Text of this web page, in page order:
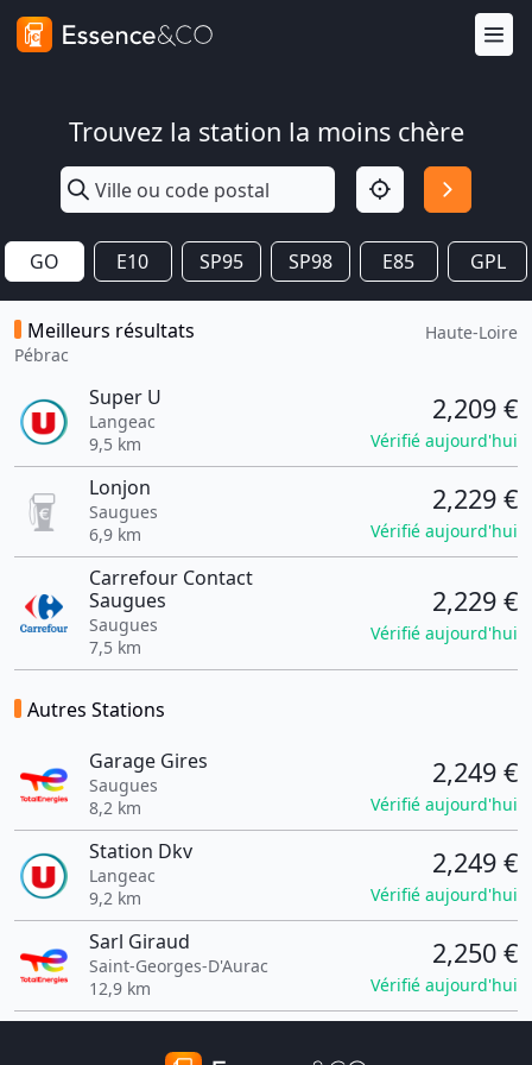
Trouvez la station la moins chère
GO E10 SP95 SP98 E85 GPL
Meilleurs résultats
Pébrac
Haute-Loire
Super U
Langeac
9,5 km
2,209 €
Vérifié aujourd'hui
Lonjon
Saugues
6,9 km
2,229 €
Vérifié aujourd'hui
Carrefour Contact
Saugues
Saugues
7,5 km
2,229 €
Vérifié aujourd'hui
Autres Stations
Garage Gires
Saugues
8,2 km
2,249 €
Vérifié aujourd'hui
Station Dkv
Langeac
9,2 km
2,249 €
Vérifié aujourd'hui
Sarl Giraud
Saint-Georges-D'Aurac
12,9 km
2,250 €
Vérifié aujourd'hui